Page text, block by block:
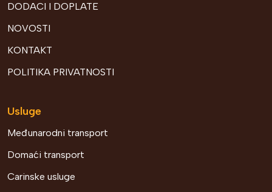
DODACI I DOPLATE
NOVOSTI
KONTAKT
POLITIKA PRIVATNOSTI
Usluge
Međunarodni transport
Domaći transport
Carinske usluge